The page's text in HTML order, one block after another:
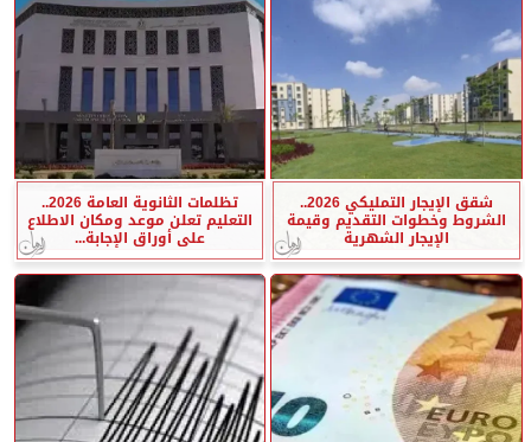
شقق الإيجار التمليكي 2026..
الشروط وخطوات التقديم وقيمة
الإيجار الشهرية
تظلمات الثانوية العامة 2026..
التعليم تعلن موعد ومكان الاطلاع
على أوراق الإجابة...